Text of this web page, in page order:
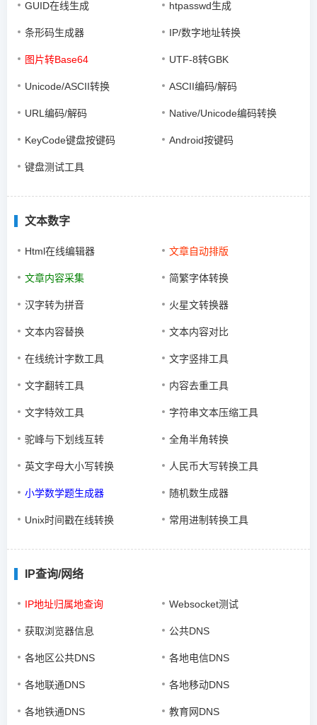
GUID在线生成 htpasswd生成
条形码生成器 IP/数字地址转换
图片转Base64 UTF-8转GBK
Unicode/ASCII转换 ASCII编码/解码
URL编码/解码 Native/Unicode编码转换
KeyCode键盘按键码 Android按键码
键盘测试工具
文本数字
Html在线编辑器 文章自动排版
文章内容采集 简繁字体转换
汉字转为拼音 火星文转换器
文本内容替换 文本内容对比
在线统计字数工具 文字竖排工具
文字翻转工具 内容去重工具
文字特效工具 字符串文本压缩工具
驼峰与下划线互转 全角半角转换
英文字母大小写转换 人民币大写转换工具
小学数学题生成器 随机数生成器
Unix时间戳在线转换 常用进制转换工具
IP查询/网络
IP地址归属地查询 Websocket测试
获取浏览器信息 公共DNS
各地区公共DNS 各地电信DNS
各地联通DNS 各地移动DNS
各地铁通DNS 教育网DNS